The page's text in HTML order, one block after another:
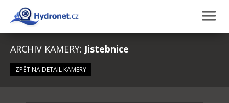
ARCHIV KAMERY: Jistebnice
ZPĚT NA DETAIL KAMERY